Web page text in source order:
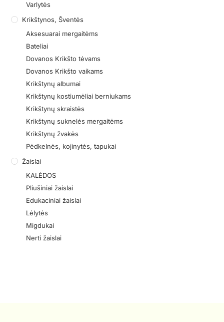
Varlytės
Krikštynos, Šventės
Aksesuarai mergaitėms
Bateliai
Dovanos Krikšto tėvams
Dovanos Krikšto vaikams
Krikštynų albumai
Krikštynų kostiumėliai berniukams
Krikštynų skraistės
Krikštynų suknelės mergaitėms
Krikštynų žvakės
Pėdkelnės, kojinytės, tapukai
Žaislai
KALĖDOS
Pliušiniai žaislai
Edukaciniai žaislai
Lėlytės
Migdukai
Nerti žaislai